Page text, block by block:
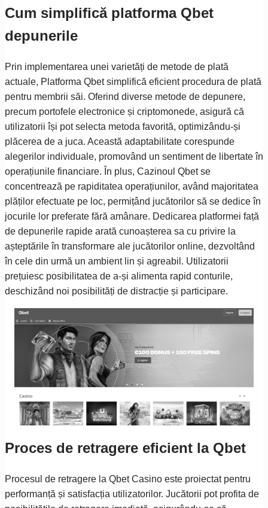
Cum simplifică platforma Qbet
depunerile
Prin implementarea unei varietăți de metode de plată
actuale, Platforma Qbet simplifică eficient procedura de plată
pentru membrii săi. Oferind diverse metode de depunere,
precum portofele electronice și criptomonede, asigură că
utilizatorii își pot selecta metoda favorită, optimizându-și
plăcerea de a juca. Această adaptabilitate corespunde
alegerilor individuale, promovând un sentiment de libertate în
operațiunile financiare. În plus, Cazinoul Qbet se
concentrează pe rapiditatea operațiunilor, având majoritatea
plăților efectuate pe loc, permițând jucătorilor să se dedice în
jocurile lor preferate fără amânare. Dedicarea platformei față
de depunerile rapide arată cunoașterea sa cu privire la
așteptările în transformare ale jucătorilor online, dezvoltând
în cele din urmă un ambient lin și agreabil. Utilizatorii
prețuiesc posibilitatea de a-și alimenta rapid conturile,
deschizând noi posibilități de distracție și participare.
Proces de retragere eficient la Qbet
Procesul de retragere la Qbet Casino este proiectat pentru
performanță și satisfacția utilizatorilor. Jucătorii pot profita de